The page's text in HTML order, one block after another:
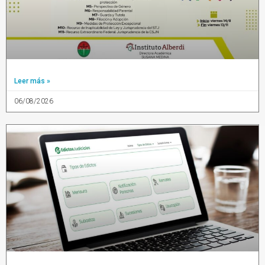
Leer más »
06/08/2026